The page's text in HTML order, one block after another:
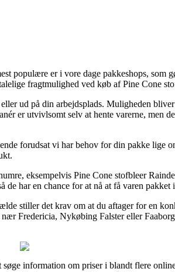
populære er i vore dage pakkeshops, som
fragtmulighed ved køb af Pine Cone
ud på din arbejdsplads. Muligheden
er utvivlsomt selv at hente varerne, men
forudsat vi har behov for din pakke lige
eksempelvis Pine Cone stofbleer
har en chance for at nå at få varen pakket
stiller det krav om at du aftager for en
Fredericia, Nykøbing Falster eller
information om priser i blandt flere